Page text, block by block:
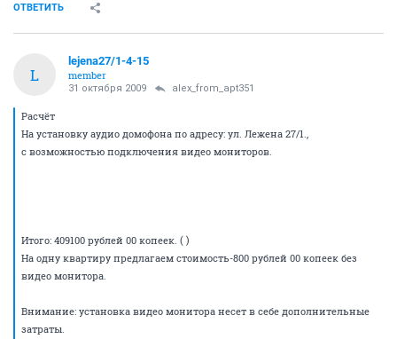
ОТВЕТИТЬ
L
lejena27/1-4-15
member
31 октября 2009 alex_from_apt351
Расчёт
На установку аудио домофона по адресу: ул. Лежена 27/1.,
с возможностью подключения видео мониторов.
Итого: 409100 рублей 00 копеек. ( )
На одну квартиру предлагаем стоимость-800 рублей 00 копеек без
видео монитора.
Внимание: установка видео монитора несет в себе дополнительные
затраты.